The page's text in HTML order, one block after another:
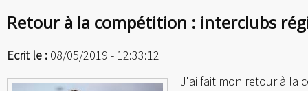
Retour à la compétition : interclubs
Ecrit le : 08/05/2019 - 12:33:12
J'ai fait mon retour à la